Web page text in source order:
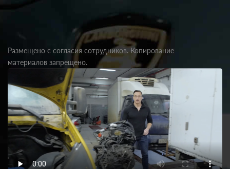
Размещено с согласия сотрудников. Копирование
материалов запрещено.